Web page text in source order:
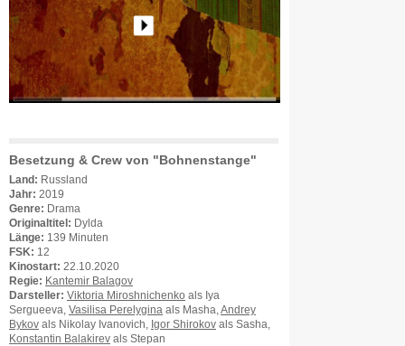
Besetzung & Crew von "Bohnenstange"
Land: Russland
Jahr: 2019
Genre: Drama
Originaltitel: Dylda
Länge: 139 Minuten
FSK: 12
Kinostart: 22.10.2020
Regie: Kantemir Balagov
Darsteller: Viktoria Miroshnichenko als Iya
Sergueeva, Vasilisa Perelygina als Masha, Andrey
Bykov als Nikolay Ivanovich, Igor Shirokov als Sasha,
Konstantin Balakirev als Stepan